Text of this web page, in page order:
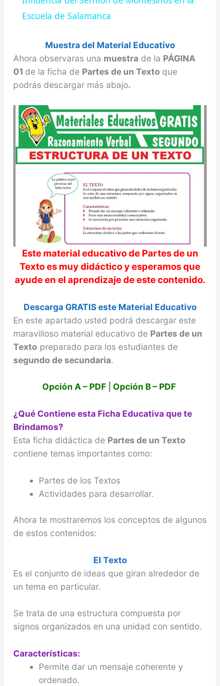
a
y
V
d
e
o
Escuela de Salamanca
Muestra del Material Educativo
Ahora observaras una muestra de la PÁGINA
01 de la ficha de Partes de un Texto que
podrás descargar más abajo.
Este material educativo de Partes de un
Textoes muy didáctico y esperamos que
ayude en el aprendizaje de este contenido.
Descarga GRATIS este Material Educativo
En este apartado usted podrá descargar este
maravilloso material educativo de Partes de un
Texto preparado para los estudiantes de
segundo de secundaria.
Opción A – PDF Opción B – PDF
¿Qué Contiene esta Ficha Educativa que te
Brindamos?
Esta ficha didáctica de Partes de un Texto
contiene temas importantes como:
Partes de los Textos
Actividades para desarrollar.
Ahora te mostraremos los conceptos de algunos
de estos contenidos:
El Texto
Es el conjunto de ideas que giran alrededor de
un tema en particular.
Se trata de una estructura compuesta por
signos organizados en una unidad con sentido.
Características:
Permite dar un mensaje coherente y
ordenado.